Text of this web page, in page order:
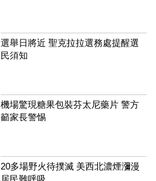
選舉日將近 聖克拉拉選務處提醒選
民須知
機場驚現糖果包裝芬太尼藥片 警方
籲家長警惕
20多場野火待撲滅 美西北濃煙瀰漫